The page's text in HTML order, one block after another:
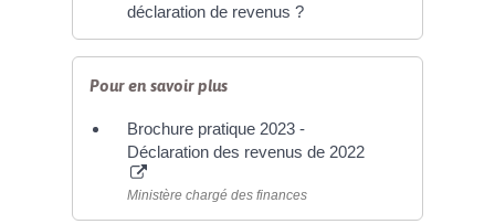
déclaration de revenus ?
Pour en savoir plus
Brochure pratique 2023 -
Déclaration des revenus de 2022
Ministère chargé des finances